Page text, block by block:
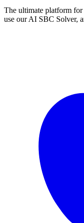
The ultimate platform
use our AI SBC Solver,